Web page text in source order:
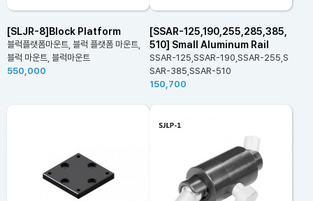
[SLJR-8]Block Platform
블럭플랫폼마운트, 블럭 플랫폼 마운트,
블럭 마운트, 블럭마운트
550,000
[SSAR-125,190,255,285,385,
510] Small Aluminum Rail
SSAR-125,SSAR-190,SSAR-255,S
SAR-385,SSAR-510
150,700